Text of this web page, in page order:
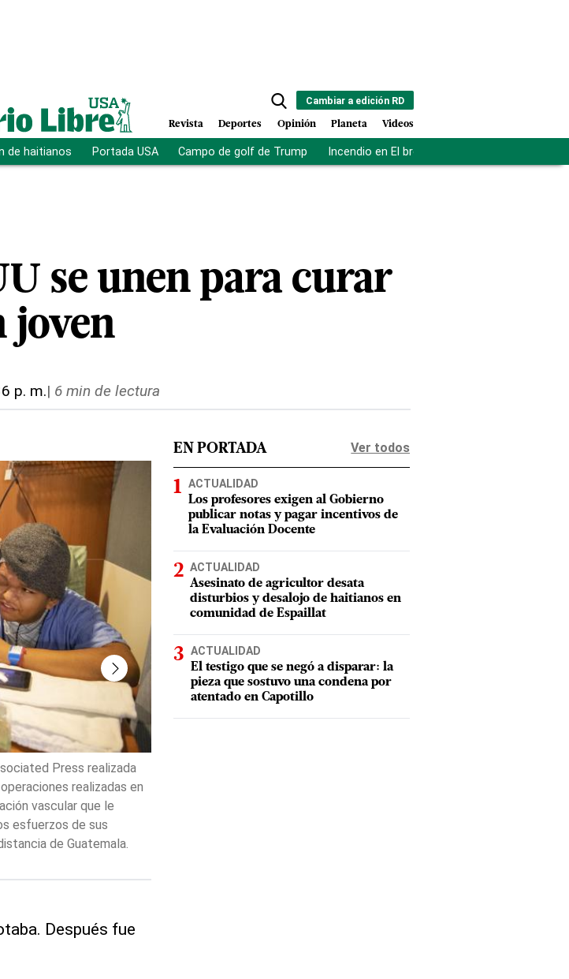
Cambiar a edición RD
Revista Deportes Opinión Planeta Videos
de haitianos Portada USA Campo de golf de Trump Incendio en El bronx
se unen para curar
joven
p. m.| 6 min de lectura
Press realizada
realizadas en
vascular que le
esfuerzos de sus
de Guatemala.
Después fue
EN PORTADA Ver todos
ACTUALIDAD
Los profesores exigen al Gobierno
publicar notas y pagar incentivos de
la Evaluación Docente
ACTUALIDAD
Asesinato de agricultor desata
disturbios y desalojo de haitianos en
comunidad de Espaillat
ACTUALIDAD
El testigo que se negó a disparar: la
pieza que sostuvo una condena por
atentado en Capotillo